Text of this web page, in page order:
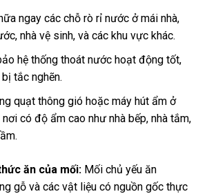
ngay các chỗ rò rỉ nước ở mái nhà,
nhà vệ sinh, và các khu vực khác.
hệ thống thoát nước hoạt động tốt,
tắc nghẽn.
quạt thông gió hoặc máy hút ẩm ở
có độ ẩm cao như nhà bếp, nhà tắm,
ăn của mối:Mối chủ yếu ăn
gỗ và các vật liệu có nguồn gốc thực